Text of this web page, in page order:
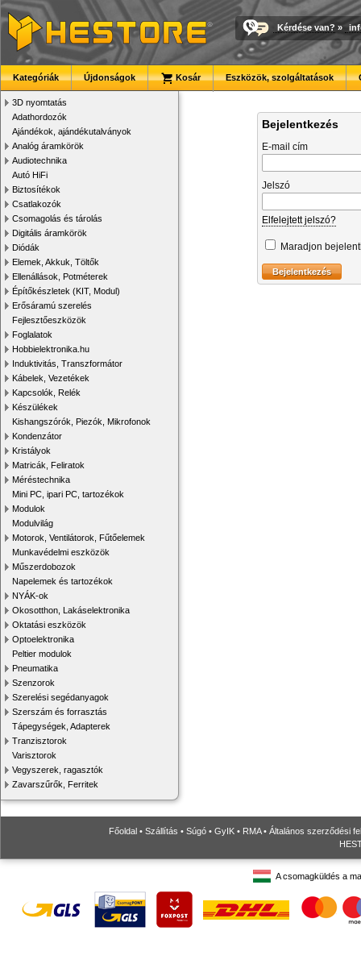
Kérdése van? »
Kategóriák Újdonságok Kosár Eszközök, szolgáltatások
3D nyomtatás
Adathordozók
Ajándékok, ajándékutalványok
Analóg áramkörök
Audiotechnika
Autó HiFi
Biztosítékok
Csatlakozók
Csomagolás és tárolás
Digitális áramkörök
Diódák
Elemek, Akkuk, Töltők
Ellenállások, Potméterek
Építőkészletek (KIT, Modul)
Erősáramú szerelés
Fejlesztőeszközök
Foglalatok
Hobbielektronika.hu
Induktivitás, Transzformátor
Kábelek, Vezetékek
Kapcsolók, Relék
Készülékek
Kishangszórók, Piezók, Mikrofonok
Kondenzátor
Kristályok
Matricák, Feliratok
Méréstechnika
Mini PC, ipari PC, tartozékok
Modulok
Modulvilág
Motorok, Ventilátorok, Fűtőelemek
Munkavédelmi eszközök
Műszerdobozok
Napelemek és tartozékok
NYÁK-ok
Okosotthon, Lakáselektronika
Oktatási eszközök
Optoelektronika
Peltier modulok
Pneumatika
Szenzorok
Szerelési segédanyagok
Szerszám és forrasztás
Tápegységek, Adapterek
Tranzisztorok
Varisztorok
Vegyszerek, ragasztók
Zavarszűrők, Ferritek
Bejelentkezés
E-mail cím
Jelszó
Elfelejtett jelszó?
Maradjon
Főoldal • Szállítás • Súgó • GyIK • RMA• Általános szerződési
A csomagküldés a